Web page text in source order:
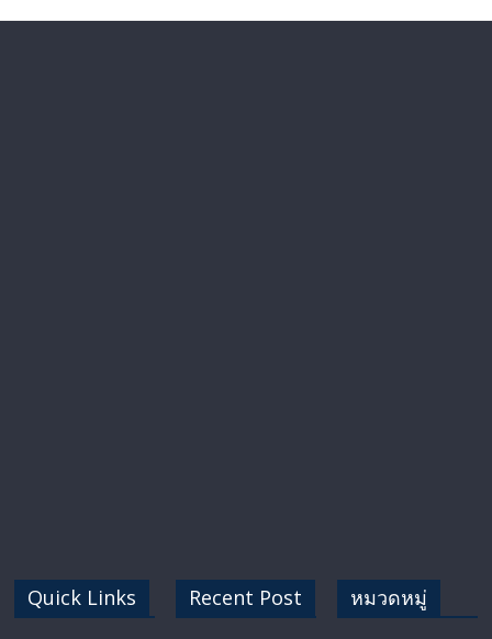
Quick Links Recent Post หมวดหมู่